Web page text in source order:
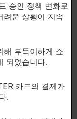
는 근육 성장
됩니다.
능력을 제공하
줍니다.
신체의 기능을
성과를 내도
승인 정책 변화로
려운 상황이 지속
해 부득이하게 쇼
되었습니다.
카드의 결제가
.